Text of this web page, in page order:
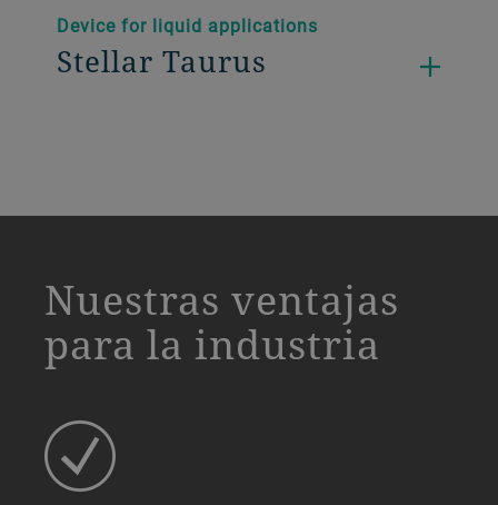
Device for liquid applications
Stellar Taurus
Nuestras ventajas
para la industria